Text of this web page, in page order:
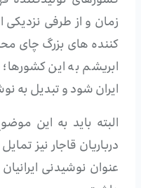
زمان و از طرفی نزدیکی
کننده های بزرگ چای
ابریشم به این
ایران شود و تبدیل به
البته باید به این
درباریان قاجار نیز
عنوان نوشیدنی